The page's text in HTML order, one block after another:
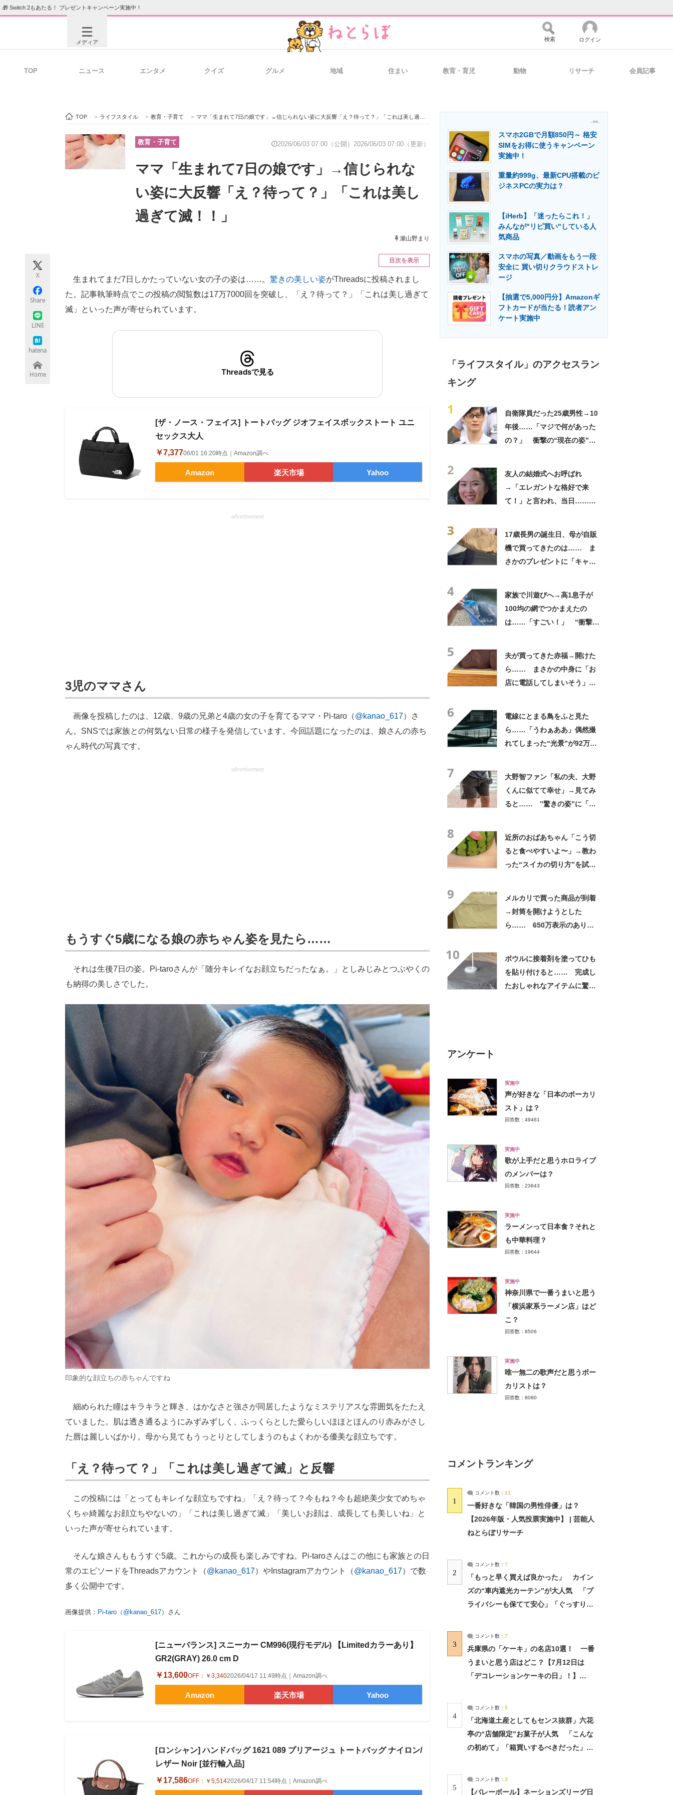
🎁 Switch 2もあたる！ プレゼントキャンペーン実施中！
メディア
ビジネスと働き方のヒント 経営リーダーのコミュニティ マーケ×ITの今がよく分かる
企業向けIT製品の総合サイト 製造業のIT導入・活用を支援
エネルギーの専門メディア 建設×テクノロジーの最前線
ちょっと気になるネットの話題
検索 ログイン
TOP ニュース エンタメ クイズ グルメ 地域 住まい 教育・育児 動物 リサーチ 会員記事
TOP > ライフスタイル > 教育・子育て > ママ「生まれて7日の娘です」→信じられない姿に大反響「え？待って？」「これは美し過ぎて滅！！」
教育・子育て 2026/06/03 07:00（公開） 2026/06/03 07:00（更新）
ママ「生まれて7日の娘です」→信じられな
い姿に大反響「え？待って？」「これは美し
過ぎて滅！！」
瀬山野まり
X
Share
LINE
hatena
Home
目次を表示
生まれてまだ7日しかたっていない女の子の姿は……。 驚きの美しい姿がThreadsに投稿されまし
た。記事執筆時点でこの投稿の閲覧数は17万7000回を突破し、「え？待って？」「これは美し過ぎて
滅」といった声が寄せられています。
Threadsで見る
[ザ・ノース・フェイス] トートバッグ ジオフェイスボックストート ユニ
セックス大人
￥7,37706/01 16:20時点｜Amazon調べ
Amazon 楽天市場 Yahoo
advertisement
3児のママさん
画像を投稿したのは、12歳、9歳の兄弟と4歳の女の子を育てるママ・Pi-taro（@kanao_617）さ
ん。SNSでは家族との何気ない日常の様子を発信しています。今回話題になったのは、娘さんの赤ち
ゃん時代の写真です。
advertisement
もうすぐ5歳になる娘の赤ちゃん姿を見たら……
それは生後7日の姿。Pi-taroさんが「随分キレイなお顔立ちだったなぁ。」としみじみとつぶやくの
も納得の美しさでした。
印象的な顔立ちの赤ちゃんですね
細められた瞳はキラキラと輝き、はかなさと強さが同居したようなミステリアスな雰囲気をたたえ
ていました。肌は透き通るようにみずみずしく、ふっくらとした愛らしいほほとほんのり赤みがさし
た唇は麗しいばかり。母から見てもうっとりとしてしまうのもよくわかる優美な顔立ちです。
「え？待って？」「これは美し過ぎて滅」と反響
この投稿には「とってもキレイな顔立ちですね」「え？待って？今もね？今も超絶美少女でめちゃ
くちゃ綺麗なお顔立ちやないの」「これは美し過ぎて滅」「美しいお顔は、成長しても美しいね」と
いった声が寄せられています。
そんな娘さんももうすぐ5歳。これからの成長も楽しみですね。Pi-taroさんはこの他にも家族との日
常のエピソードをThreadsアカウント（@kanao_617）やInstagramアカウント（@kanao_617）で数
多く公開中です。
画像提供： Pi-taro（@kanao_617） さん
[ニューバランス] スニーカー CM996(現行モデル) 【Limitedカラーあり】
GR2(GRAY) 26.0 cm D
￥13,600OFF： ￥3,3402026/04/17 11:49時点｜Amazon調べ
Amazon 楽天市場 Yahoo
[ロンシャン] ハンドバッグ 1621 089 プリアージュ トートバッグ ナイロン/
レザー Noir [並行輸入品]
￥17,586OFF： ￥5,5142026/04/17 11:54時点｜Amazon調べ
- PR -
スマホ2GBで月額850円～ 格安
SIMをお得に使うキャンペーン
実施中！
重量約999g、最新CPU搭載のビ
ジネスPCの実力は？
【iHerb】「迷ったらこれ！」
みんなが"リピ買い"している人
気商品
スマホの写真／動画をもう一段
安全に 買い切りクラウドストレ
ージ
【抽選で5,000円分】Amazonギ
フトカードが当たる！読者アン
ケート実施中
「ライフスタイル」のアクセスラン
キング
1
自衛隊員だった25歳男性→10
年後……「マジで何があった
の？」 衝撃の“現在の姿”が
2
友人の結婚式へお呼ばれ
→「エレガントな格好で来
て！」と言われ、当日……ま
3
17歳長男の誕生日、母が自販
機で買ってきたのは…… ま
さかのプレゼントに「キャー
4
家族で川遊びへ→高1息子が
100均の網でつかまえたの
は……「すごい！」 “衝撃の
5
夫が買ってきた赤福→開けた
ら…… まさかの中身に「お
店に電話してしまいそう」
6
電線にとまる鳥をふと見た
ら……「うわぁああ」偶然撮
れてしまった“光景”が92万再
7
大野智ファン「私の夫、大野
くんに似てて幸せ」→見てみ
ると…… ‟驚きの姿”に「最
8
近所のおばあちゃん「こう切
ると食べやすいよ〜」→教わ
った“スイカの切り方”を試し
9
メルカリで買った商品が到着
→封筒を開けようとした
ら…… 650万表示のありえ
10
ボウルに接着剤を塗ってひも
を貼り付けると…… 完成し
たおしゃれなアイテムに驚き
アンケート
実施中
声が好きな「日本のボーカリ
スト」は？
回答数：49461
実施中
歌が上手だと思うホロライブ
のメンバーは？
回答数：23843
実施中
ラーメンって日本食？それと
も中華料理？
回答数：19644
実施中
神奈川県で一番うまいと思う
「横浜家系ラーメン店」はど
こ？
回答数：8506
実施中
唯一無二の歌声だと思うボー
カリストは？
回答数：8080
コメントランキング
1
コメント数： 21
一番好きな「韓国の男性俳優」は？
【2026年版・人気投票実施中】 | 芸能人
ねとらぼリサーチ
2
コメント数： 7
「もっと早く買えば良かった」 カイン
ズの“車内遮光カーテン”が大人気 「プ
ライバシーも保てて安心」「ぐっすり眠
3
コメント数： 7
兵庫県の「ケーキ」の名店10選！ 一番
うまいと思う店はどこ？【7月12日は
「デコレーションケーキの日」！】
4
コメント数： 5
「北海道土産としてもセンス抜群」六花
亭の“店舗限定”お菓子が人気 「こんな
の初めて」「箱買いするべきだった」
5
コメント数： 3
【バレーボール】ネーションズリーグ日